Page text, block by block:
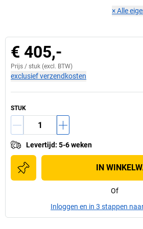
×Alle
€ 405,-
Prijs / stuk (excl. BTW)
exclusief verzendkosten
STUK
Levertijd: 5-6 weken
IN
Of
Inloggen en in 3 stappen